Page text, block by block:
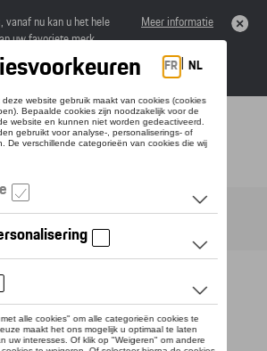
vanaf nu kan u het hele
uw favoriete merk
Deze kunnen
uw dealer.
Meer informatie
Toggle navigation